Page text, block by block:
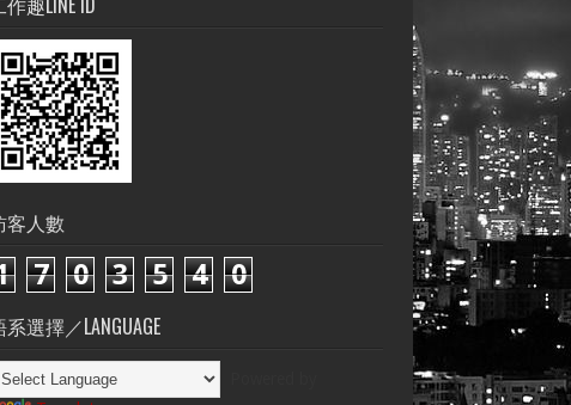
客人數
7 0 3 5 4 0
選擇／LANGUAGE